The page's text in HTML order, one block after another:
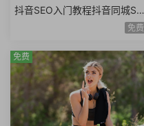
抖音SEO入门教程抖音同城SE
O优化技巧关键词挖掘抖音搜
免费
免费